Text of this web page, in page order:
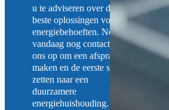
u te adviseren over de
beste oplossingen voor uw
energiebehoeften. Neem
vandaag nog contact met
ons op om een afspraak te
maken en de eerste stap te
zetten naar een
duurzamere
energiehuishouding.